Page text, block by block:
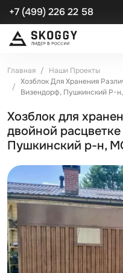
+7 (499) 226 22 58
Главная
Наши Проекты
Хозблок Для Хранения
Визендорф, Пушкинский Р-
Хозблок для
двойной
Пушкинский р-н,